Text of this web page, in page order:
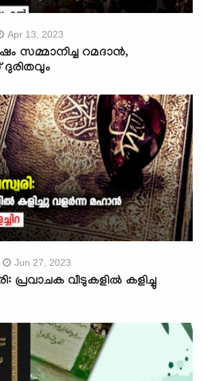
Apr 13, 2023
സമ്മാനിച്ച റമദാന്‍,
Jun 27, 2023
വീടുകളിൽ കളിച്ചു